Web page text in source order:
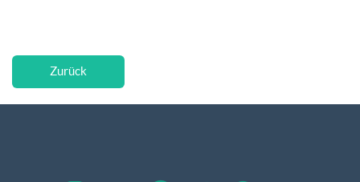
Zurück